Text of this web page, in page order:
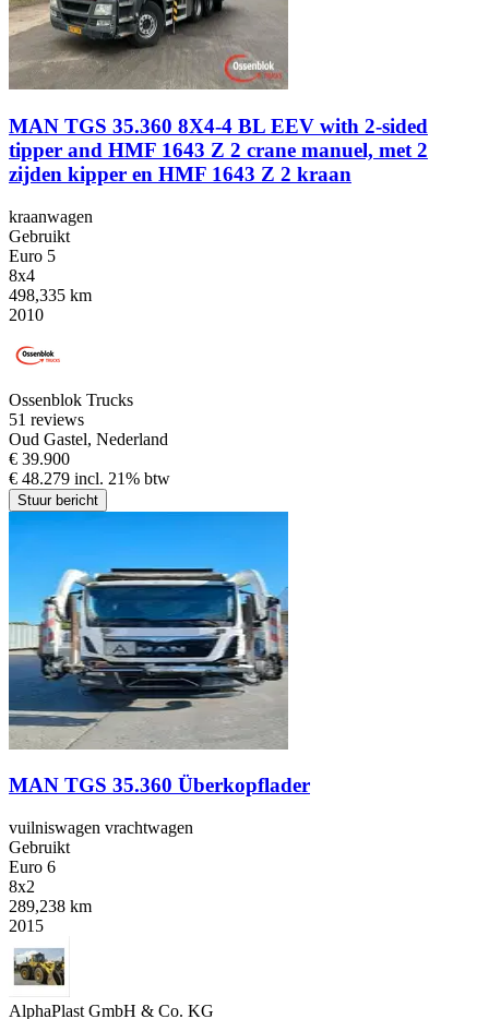
MAN TGS 35.360 8X4-4 BL EEV with 2-sided
tipper and HMF 1643 Z 2 crane manuel, met 2
zijden kipper en HMF 1643 Z 2 kraan
kraanwagen
Gebruikt
Euro 5
8x4
498,335 km
2010
Ossenblok Trucks
51 reviews
Oud Gastel, Nederland
€ 39.900
€ 48.279 incl. 21% btw
Stuur bericht
MAN TGS 35.360 Überkopflader
vuilniswagen vrachtwagen
Gebruikt
Euro 6
8x2
289,238 km
2015
AlphaPlast GmbH & Co. KG